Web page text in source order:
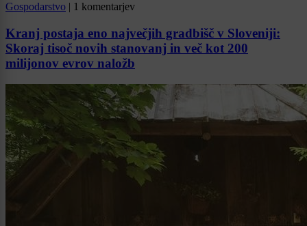
Gospodarstvo | 1 komentarjev
Kranj postaja eno največjih gradbišč v Sloveniji:
Skoraj tisoč novih stanovanj in več kot 200
milijonov evrov naložb